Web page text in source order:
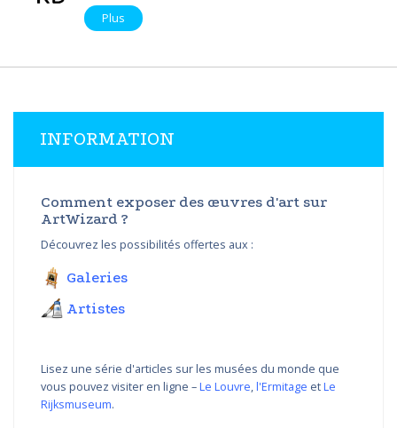
Plus
INFORMATION
Comment exposer des œuvres d'art sur
ArtWizard ?
Découvrez les possibilités offertes aux :
Galeries
Artistes
Lisez une série d'articles sur les musées du monde que
vous pouvez visiter en ligne –Le Louvre,l'Ermitage etLe
Rijksmuseum.